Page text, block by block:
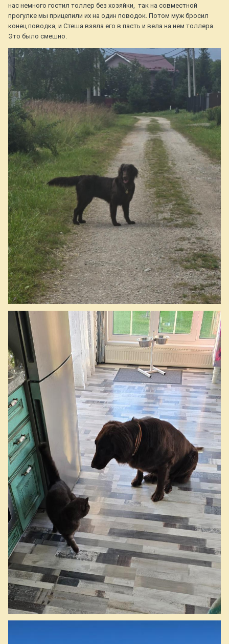
нас немного гостил толлер без хозяйки, так на совместной
прогулке мы прицепили их на один поводок. Потом муж бросил
конец поводка, и Стеша взяла его в пасть и вела на нем толлера.
Это было смешно.